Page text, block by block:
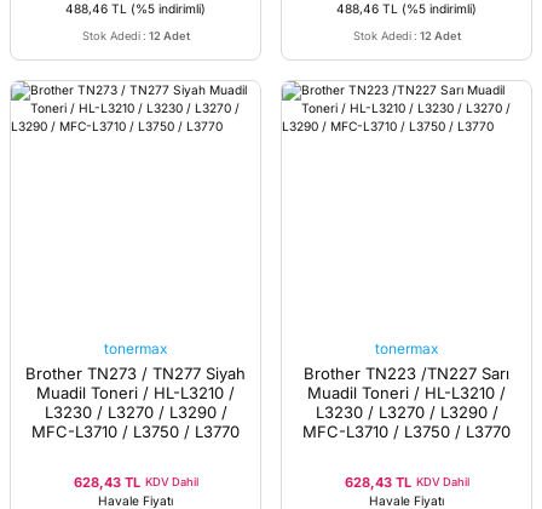
488,46 TL (%5 indirimli)
Stok Adedi : 12 Adet
488,46 TL (%5 indirimli)
Stok Adedi : 12 Adet
tonermax
Brother TN273 / TN277 Siyah
Muadil Toneri / HL-L3210 /
L3230 / L3270 / L3290 /
MFC-L3710 / L3750 / L3770
628,43 TL KDV Dahil
Havale Fiyatı
tonermax
Brother TN223 /TN227 Sarı
Muadil Toneri / HL-L3210 /
L3230 / L3270 / L3290 /
MFC-L3710 / L3750 / L3770
628,43 TL KDV Dahil
Havale Fiyatı